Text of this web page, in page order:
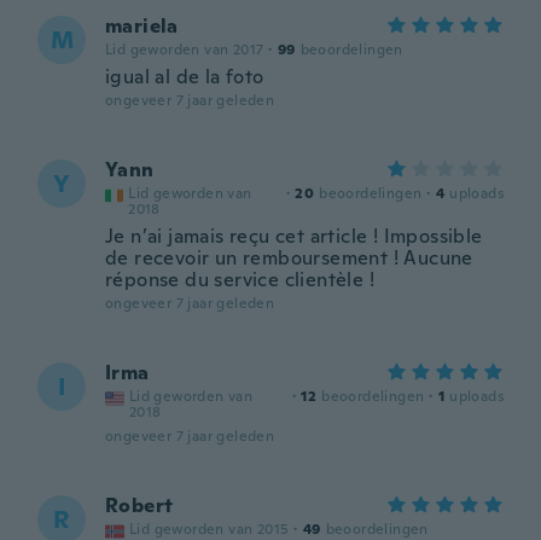
M mariela
Lid geworden van 2017 · 99 beoordelingen
igual al de la foto
ongeveer 7 jaar geleden
Y Yann
Lid geworden van
2018
· 20 beoordelingen · 4 uploads
Je n’ai jamais reçu cet article ! Impossible
de recevoir un remboursement ! Aucune
réponse du service clientèle !
ongeveer 7 jaar geleden
I Irma
Lid geworden van
2018
· 12 beoordelingen · 1 uploads
ongeveer 7 jaar geleden
R Robert
Lid geworden van 2015 · 49 beoordelingen